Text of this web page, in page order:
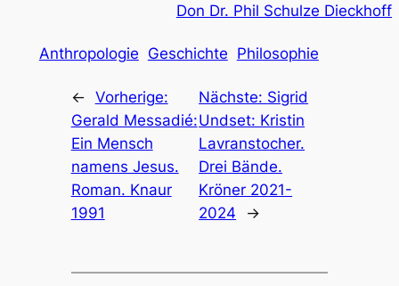
Don Dr. Phil Schulze Dieckhoff
Anthropologie Geschichte Philosophie
← Vorherige:
Gerald Messadié:
Ein Mensch
namens Jesus.
Roman. Knaur
1991
Nächste: Sigrid
Undset: Kristin
Lavranstocher.
Drei Bände.
Kröner 2021-
2024
→